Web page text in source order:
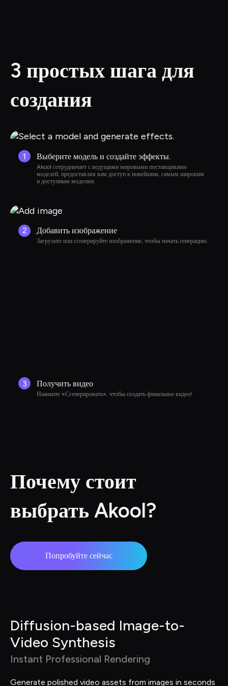
3 простых шага для
создания
1 Выберите модель и создайте эффекты.
Akool сотрудничает с ведущими мировыми поставщиками
моделей, предоставляя вам доступ к новейшим, самым широким
и доступным моделям.
2 Добавить изображение
Загрузите или сгенерируйте изображение, чтобы начать генерацию.
3 Получить видео
Нажмите «Сгенерировать», чтобы создать финальное видео!
Почему стоит
выбрать Akool?
Попробуйте сейчас
Diffusion-based Image-to-
Video Synthesis
Instant Professional Rendering
Generate polished video assets from images in seconds